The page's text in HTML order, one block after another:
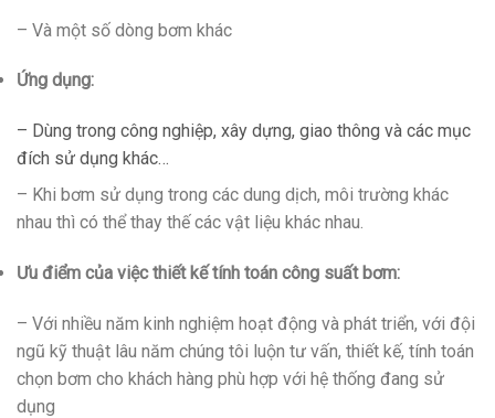
– Và một số dòng bơm khác
Ứng dụng:
– Dùng trong công nghiệp, xây dựng, giao thông và các mục
đích sử dụng khác…
– Khi bơm sử dụng trong các dung dịch, môi trường khác
nhau thì có thể thay thế các vật liệu khác nhau.
Ưu điểm của việc thiết kế tính toán công suất bơm:
– Với nhiều năm kinh nghiệm hoạt động và phát triển, với đội
ngũ kỹ thuật lâu năm chúng tôi luộn tư vấn, thiết kế, tính toán
chọn bơm cho khách hàng phù hợp với hệ thống đang sử
dụng